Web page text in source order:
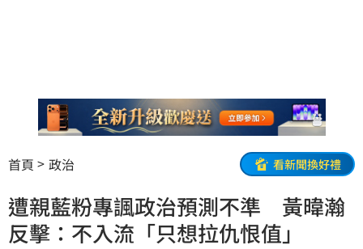
首頁 政治 看新聞換好禮
遭親藍粉專諷政治預測不準 黃暐瀚
反擊：不入流「只想拉仇恨值」